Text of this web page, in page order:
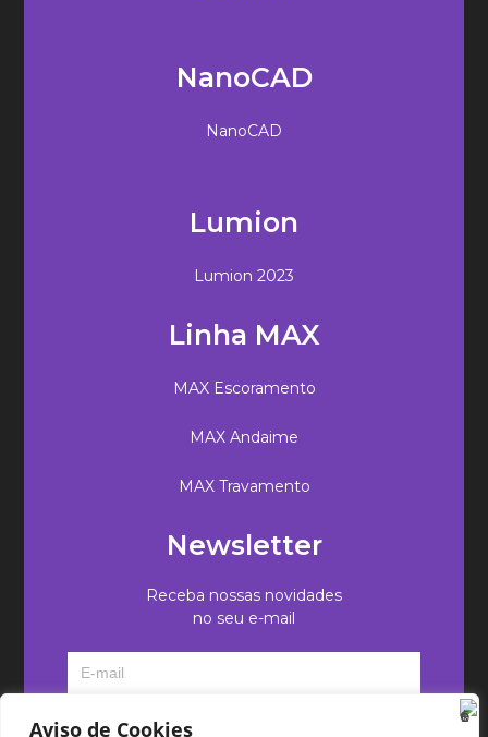
Aviso de Cookies
NanoCAD
NanoCAD
Lumion
Lumion 2023
Linha MAX
MAX Escoramento
MAX Andaime
MAX Travamento
Newsletter
Receba nossas novidades
no seu e-mail